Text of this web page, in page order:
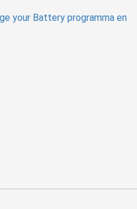
your Battery programma en